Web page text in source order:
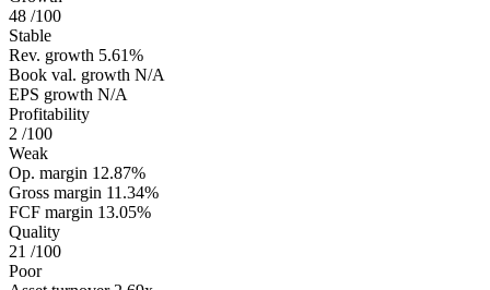
48 /100
Stable
Rev. growth 5.61%
Book val. growth N/A
EPS growth N/A
Profitability
2 /100
Weak
Op. margin 12.87%
Gross margin 11.34%
FCF margin 13.05%
Quality
21 /100
Poor